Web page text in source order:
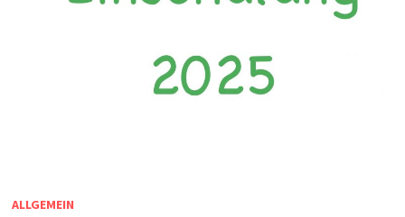
ALLGEMEIN